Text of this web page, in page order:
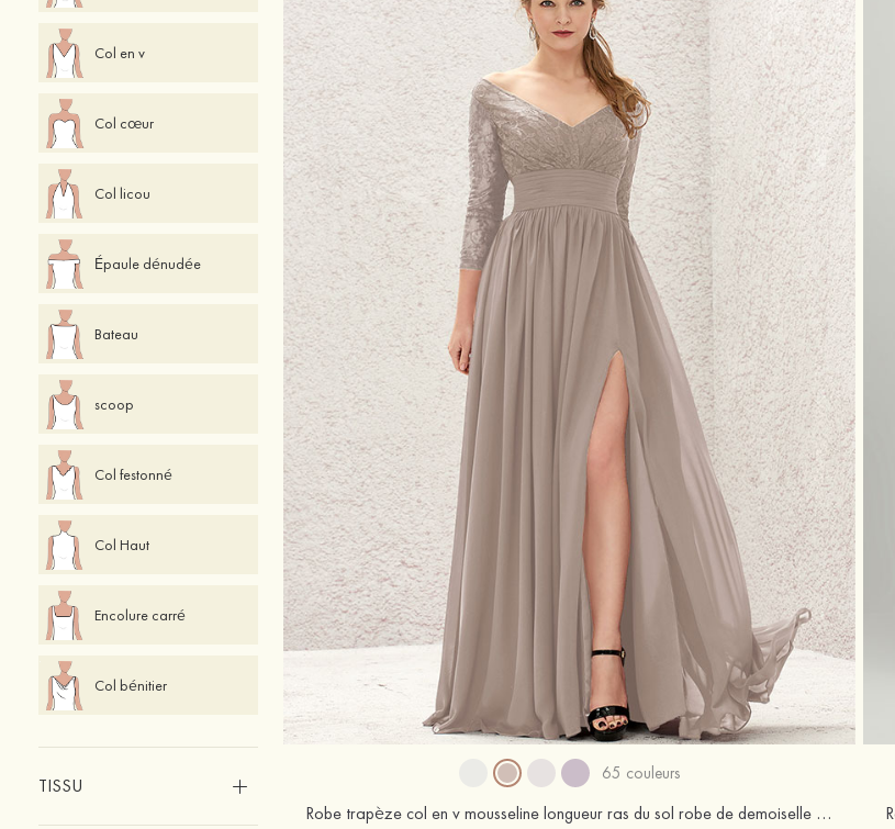
Col en v
Col cœur
Col licou
Épaule dénudée
Bateau
scoop
Col festonné
Col Haut
Encolure carré
Col bénitier
TISSU
65 couleurs
Robe trapèze col en v mousseline longueur ras du sol robe de demoiselle d'honneur avec fendu